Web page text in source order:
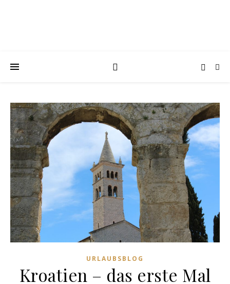
URLAUBSBLOG
Kroatien – das erste Mal